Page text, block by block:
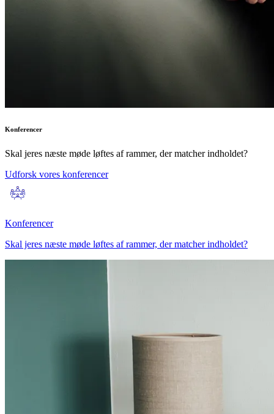
Konferencer
Skal jeres næste møde løftes af rammer, der matcher indholdet?
Udforsk vores konferencer
Konferencer
Skal jeres næste møde løftes af rammer, der matcher indholdet?